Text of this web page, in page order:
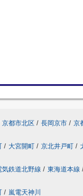
京都市北区 / 長岡京市 / 京
/ 大宮開町 / 京北井戸町 /
気鉄道北野線 / 東海道本線
/ 嵐電天神川